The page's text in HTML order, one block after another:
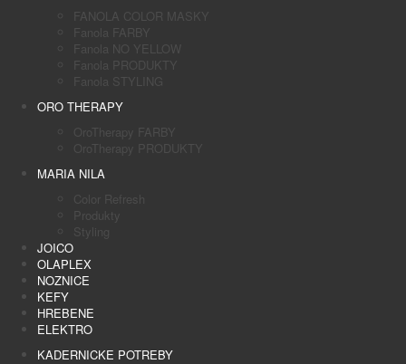
FANOLA COLOR MASKY
Fanola FARBY
Fanola NO YELLOW
Fanola PRODUKTY
Fanola STYLING
ORO THERAPY
OroTherapy FARBY
OroTherapy PRODUKTY
MARIA NILA
Color Refresh
Produkty
Styling
JOICO
OLAPLEX
NOZNICE
KEFY
HREBENE
ELEKTRO
KADERNICKE POTREBY